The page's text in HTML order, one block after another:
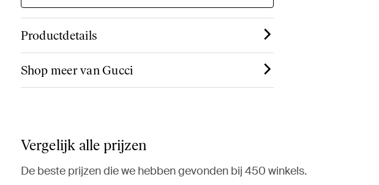
Productdetails
Shop meer van Gucci
Vergelijk alle prijzen
De beste prijzen die we hebben gevonden bij 450 winkels.